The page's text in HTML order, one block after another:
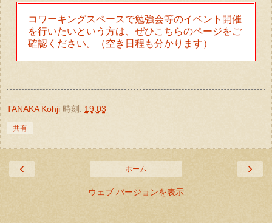
コワーキングスペースで勉強会等のイベント開催
を行いたいという方は、ぜひこちらのページをご
確認ください。（空き日程も分かります）
TANAKA Kohji 時刻: 19:03
共有
‹ ›
ホーム
ウェブ バージョンを表示